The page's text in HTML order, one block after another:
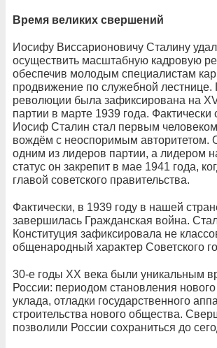
Время великих свершений
Иосифу Виссарионовичу Сталину
осуществить масштабную кадровую
обеспечив молодым специалистам
продвижение по служебной лестнице.
революции была зафиксирована на
партии в марте 1939 года. Фактически
Иосиф Сталин стал первым
вождём с неоспоримым авторитетом.
одним из лидеров партии, а лидером
статус он закрепит в мае 1941 года,
главой советского правительства.
Фактически, в 1939 году в нашей
завершилась Гражданская война.
Конституция зафиксировала не
общенародный характер Советского
30-е годы ХХ века были уникальным
России: периодом становления нового
уклада, отладки государственного
строительства нового общества.
позволили России сохраниться до